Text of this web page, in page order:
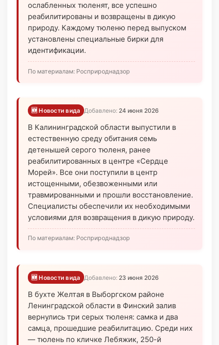
ослабленных тюленят, все успешно
реабилитированы и возвращены в дикую
природу. Каждому тюленю перед выпуском
установлены специальные бирки для
идентификации.
По материалам: Росприроднадзор
🆕 Новости вида Добавлено: 24 июня 2026
В Калининградской области выпустили в
естественную среду обитания семь
детенышей серого тюленя, ранее
реабилитированных в центре «Сердце
Морей». Все они поступили в центр
истощенными, обезвоженными или
травмированными и прошли восстановление.
Специалисты обеспечили их необходимыми
условиями для возвращения в дикую природу.
По материалам: Росприроднадзор
🆕 Новости вида Добавлено: 23 июня 2026
В бухте Желтая в Выборгском районе
Ленинградской области в Финский залив
вернулись три серых тюленя: самка и два
самца, прошедшие реабилитацию. Среди них
— тюлень по кличке Лебяжик, 250-й